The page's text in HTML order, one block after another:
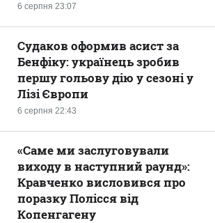
6 серпня 23:07
6 серпня 22:43
Судаков оформив асист за
Бенфіку: українець зробив
першу гольову дію у сезоні у
Лізі Європи
«Саме ми заслуговували
виходу в наступний раунд»:
Кравченко висловився про
поразку Полісся від
Копенгагену